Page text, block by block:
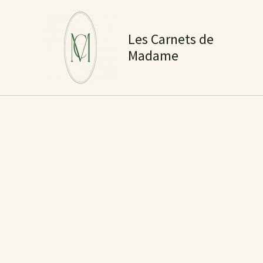
Les Carnets de
Madame